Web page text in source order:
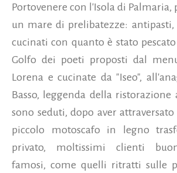
Portovenere con l'Isola di Palmaria,
un mare di prelibatezze:
cucinati con quanto è stato
Golfo dei poeti proposti dal
Lorena e cucinate da "Iseo",
Basso, leggenda della ristorazione
sono seduti, dopo aver
piccolo motoscafo in legno
privato, moltissimi clienti
famosi, come quelli ritratti sulle